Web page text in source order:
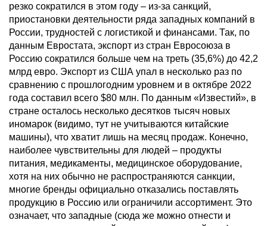
резко сократился в этом году – из-за санкций,
приостановки деятельности ряда западных компаний в
России, трудностей с логистикой и финансами. Так, по
данным Евростата, экспорт из стран Евросоюза в
Россию сократился больше чем на треть (35,6%) до 42,2
млрд евро. Экспорт из США упал в несколько раз по
сравнению с прошлогодним уровнем и в октябре 2022
года составил всего $80 млн. По данным «Известий», в
стране осталось несколько десятков тысяч новых
иномарок (видимо, тут не учитываются китайские
машины), что хватит лишь на месяц продаж. Конечно,
наиболее чувствительны для людей – продукты
питания, медикаменты, медицинское оборудование,
хотя на них обычно не распространяются санкции,
многие бренды официально отказались поставлять
продукцию в Россию или ограничили ассортимент. Это
означает, что западные (сюда же можно отнести и